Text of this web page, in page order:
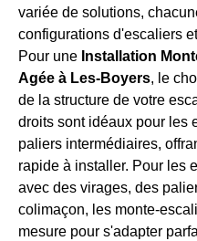
variée de solutions,
configurations d'escaliers
Pour une Installation
Agée à Les-Boyers, le
de la structure de votre
droits sont idéaux pour les
paliers intermédiaires,
rapide à installer. Pour les
avec des virages, des
colimaçon, les monte-
mesure pour s'adapter